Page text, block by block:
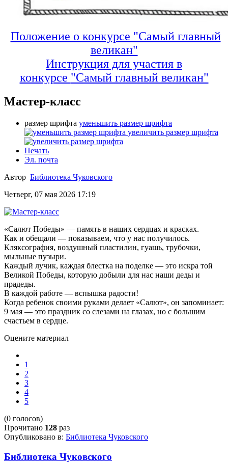
Положение о конкурсе "Самый главный
великан"
Инструкция для участия в
конкурсе "Самый главный великан"
Мастер-класс
размер шрифта уменьшить размер шрифта
увеличить размер шрифта
Печать
Эл. почта
Автор Библиотека Чуковского
Четверг, 07 мая 2026 17:19
«Салют Победы» — память в наших сердцах и красках.
Как и обещали — показываем, что у нас получилось.
Кляксография, воздушный пластилин, гуашь, трубочки,
мыльные пузыри.
Каждый лучик, каждая блестка на поделке — это искра той
Великой Победы, которую добыли для нас наши деды и
прадеды.
В каждой работе — вспышка радости!
Когда ребенок своими руками делает «Салют», он запоминает:
9 мая — это праздник со слезами на глазах, но с большим
счастьем в сердце.
Оцените материал
1
2
3
4
5
(0 голосов)
Прочитано 128 раз
Опубликовано в: Библиотека Чуковского
Библиотека Чуковского